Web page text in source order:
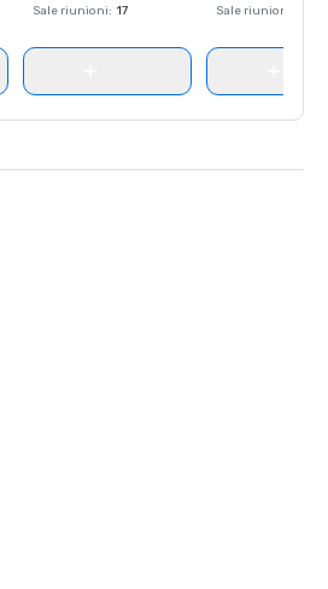
Sale riunioni: 17
Sale riunioni